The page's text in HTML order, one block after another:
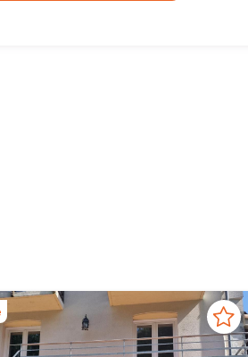
nouveau
à chaque étape pour vous